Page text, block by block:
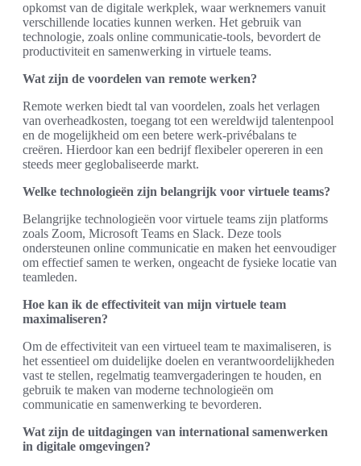
opkomst van de digitale werkplek, waar werknemers vanuit
verschillende locaties kunnen werken. Het gebruik van
technologie, zoals online communicatie-tools, bevordert de
productiviteit en samenwerking in virtuele teams.
Wat zijn de voordelen van remote werken?
Remote werken biedt tal van voordelen, zoals het verlagen
van overheadkosten, toegang tot een wereldwijd talentenpool
en de mogelijkheid om een betere werk-privébalans te
creëren. Hierdoor kan een bedrijf flexibeler opereren in een
steeds meer geglobaliseerde markt.
Welke technologieën zijn belangrijk voor virtuele teams?
Belangrijke technologieën voor virtuele teams zijn platforms
zoals Zoom, Microsoft Teams en Slack. Deze tools
ondersteunen online communicatie en maken het eenvoudiger
om effectief samen te werken, ongeacht de fysieke locatie van
teamleden.
Hoe kan ik de effectiviteit van mijn virtuele team
maximaliseren?
Om de effectiviteit van een virtueel team te maximaliseren, is
het essentieel om duidelijke doelen en verantwoordelijkheden
vast te stellen, regelmatig teamvergaderingen te houden, en
gebruik te maken van moderne technologieën om
communicatie en samenwerking te bevorderen.
Wat zijn de uitdagingen van international samenwerken
in digitale omgevingen?